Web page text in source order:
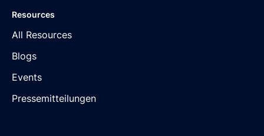
Resources
All Resources
Blogs
Events
Pressemitteilungen